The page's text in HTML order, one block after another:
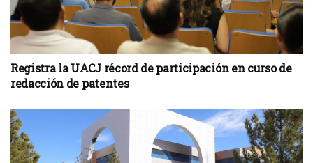
Registra la UACJ récord de participación en curso de
redacción de patentes